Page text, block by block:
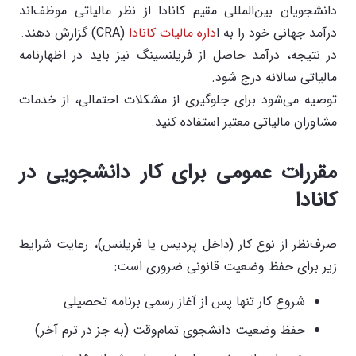
دانشجویان بین‌المللی مقیم کانادا از نظر مالیاتی موظف‌اند
درآمد جهانی خود را به اداره مالیات کانادا (CRA) گزارش دهند.
در نتیجه، درآمد حاصل از فریلنسینگ نیز باید در اظهارنامه
مالیاتی سالانه درج شود.
توصیه می‌شود برای جلوگیری از مشکلات احتمالی، از خدمات
مشاوران مالیاتی معتبر استفاده کنید.
مقررات عمومی برای کار دانشجویی در
کانادا
صرف‌نظر از نوع کار (داخل پردیس یا فریلنس)، رعایت شرایط
زیر برای حفظ وضعیت قانونی ضروری است:
شروع کار تنها پس از آغاز رسمی برنامه تحصیلی
حفظ وضعیت دانشجوی تمام‌وقت (به جز در ترم آخر)